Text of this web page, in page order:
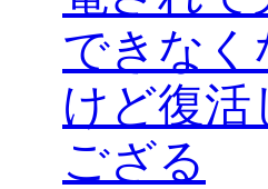
できなく
けど復活
ござる